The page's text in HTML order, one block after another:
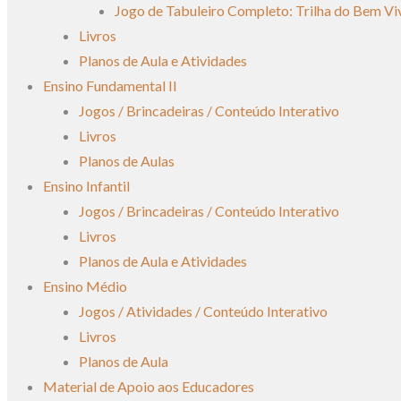
Jogo de Tabuleiro Completo: Trilha do Bem
Livros
Planos de Aula e Atividades
Ensino Fundamental II
Jogos / Brincadeiras / Conteúdo Interativo
Livros
Planos de Aulas
Ensino Infantil
Jogos / Brincadeiras / Conteúdo Interativo
Livros
Planos de Aula e Atividades
Ensino Médio
Jogos / Atividades / Conteúdo Interativo
Livros
Planos de Aula
Material de Apoio aos Educadores